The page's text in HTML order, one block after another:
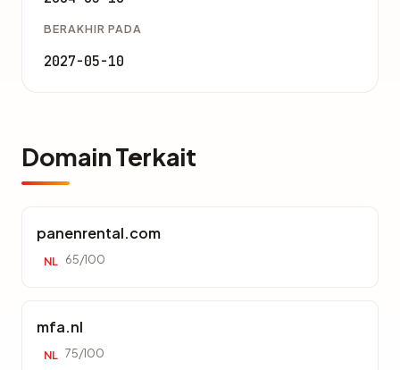
BERAKHIR PADA
2027-05-10
Domain Terkait
panenrental.com
NL 65/100
mfa.nl
NL 75/100